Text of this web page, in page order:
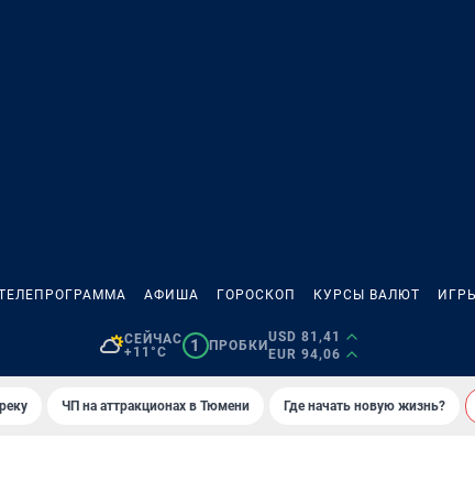
АФИША ГОРОСКОП КУРСЫ ВАЛЮТ ИГРЫ
СЕЙЧАС
+11°C
1 ПРОБКИ
USD 81,41
EUR 94,06
ЧП на аттракционах в Тюмени Где начать новую жизнь?